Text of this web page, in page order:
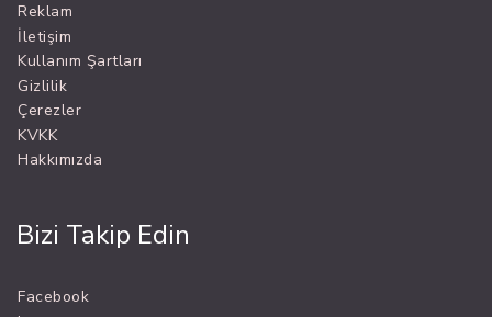
Reklam
İletişim
Kullanım Şartları
Gizlilik
Çerezler
KVKK
Hakkımızda
Bizi Takip Edin
Facebook